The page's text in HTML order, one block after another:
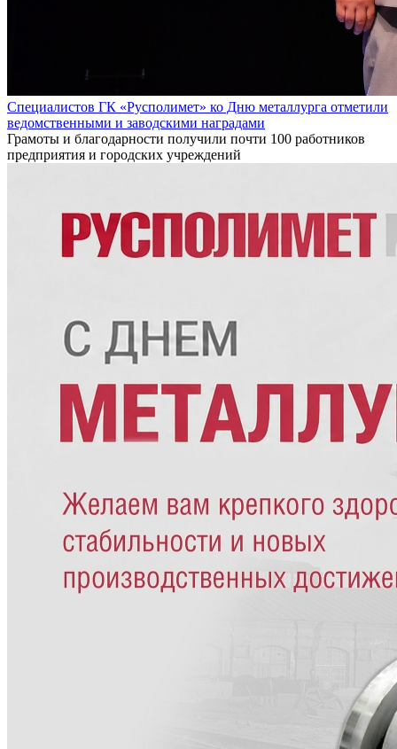
Специалистов ГК «Русполимет» ко Дню металлурга отметили
ведомственными и заводскими наградами
Грамоты и благодарности получили почти 100 работников
предприятия и городских учреждений